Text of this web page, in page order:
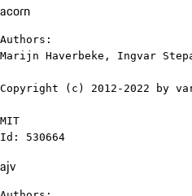
acorn
Authors:
Marijn Haverbeke, Ingvar
Copyright (c) 2012-2022 by
MIT
Id: 530664
ajv